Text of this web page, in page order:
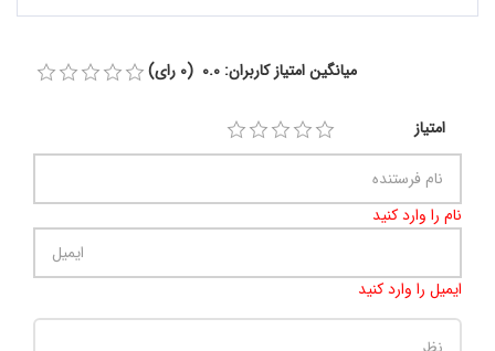
میانگین امتیاز کاربران: 0.0 (0 رای)
امتیاز
نام را وارد کنید
ایمیل را وارد کنید